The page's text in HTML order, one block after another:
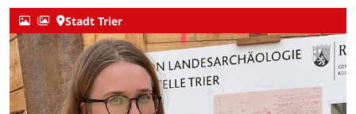
Stadt Trier